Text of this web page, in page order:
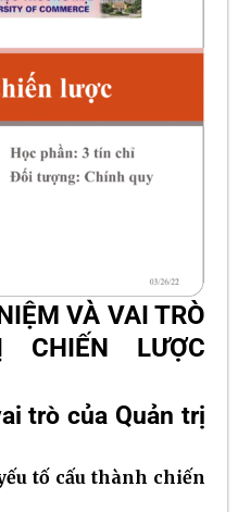
VÀ VAI TRÒ
CHIẾN LƯỢC
trò của Quản trị
tố cấu thành chiến